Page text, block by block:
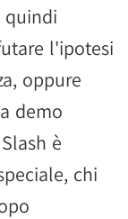
quindi
l'ipotesi
oppure
demo
è
chi